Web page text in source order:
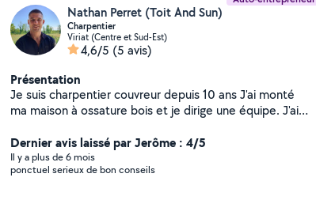
Nathan Perret (Toit And Sun)
Charpentier
Viriat (Centre et Sud-Est)
4,6/5 (5 avis)
Présentation
Je suis charpentier couvreur depuis 10 ans J'ai monté
ma maison à ossature bois et je dirige une équipe. J'ai
panneaux photovoltaïques. Je peux satisfaire pour des
travaux de couverture car je maîtrise très bien se
domaine
Dernier avis laissé par Jerôme : 4/5
Il y a plus de 6 mois
ponctuel serieux de bon conseils